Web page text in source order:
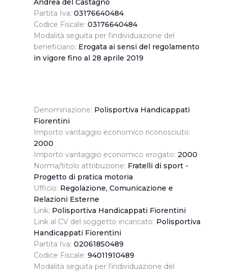
Partita Iva: 03176640484
Codice Fiscale: 03176640484
Modalità seguita per l'individuazione del
beneficiario: Erogata ai sensi del regolamento
in vigore fino al 28 aprile 2019
Denominazione: Polisportiva Handicappati
Fiorentini
Importo vantaggio economico riconosciuto:
2000
Importo vantaggio economico erogato: 2000
Norma/titolo attribuzione: Fratelli di sport -
Progetto di pratica motoria
Ufficio: Regolazione, Comunicazione e
Relazioni Esterne
Link: Polisportiva Handicappati Fiorentini
Link al CV del soggetto incaricato: Polisportiva
Handicappati Fiorentini
Partita Iva: 02061850489
Codice Fiscale: 94011910489
Modalità seguita per l'individuazione del